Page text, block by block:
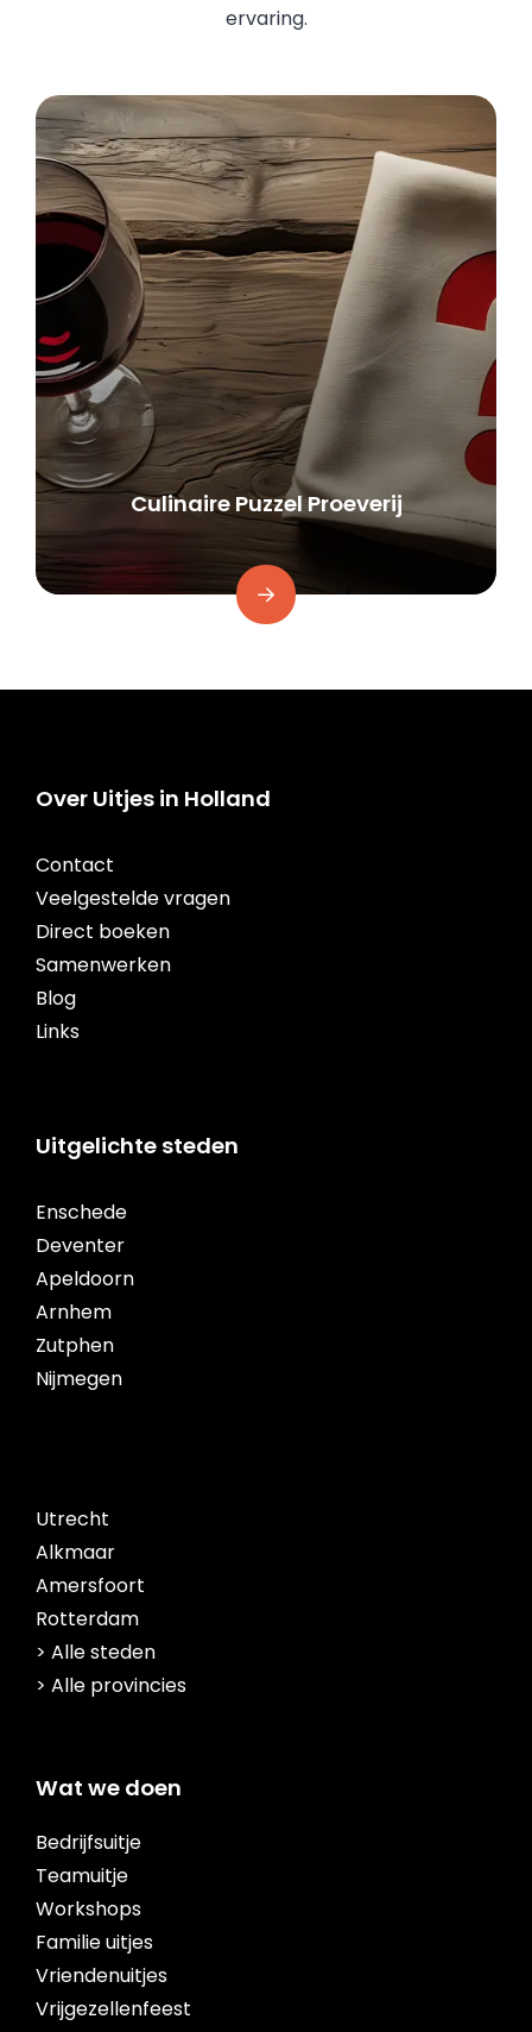
ervaring.
Culinaire Puzzel Proeverij
Over Uitjes in Holland
Contact
Veelgestelde vragen
Direct boeken
Samenwerken
Blog
Links
Uitgelichte steden
Enschede
Deventer
Apeldoorn
Arnhem
Zutphen
Nijmegen
Utrecht
Alkmaar
Amersfoort
Rotterdam
> Alle steden
> Alle provincies
Wat we doen
Bedrijfsuitje
Teamuitje
Workshops
Familie uitjes
Vriendenuitjes
Vrijgezellenfeest